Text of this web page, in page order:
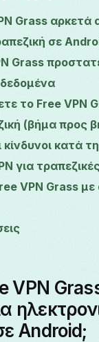
Grass
σε
Grass
το Free VPN
(βήμα προς
κίνδυνοι κατά
για
VPN Grass
VPN
Android;